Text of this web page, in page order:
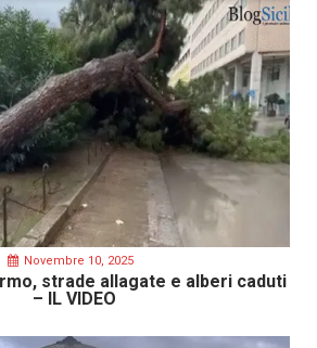
Novembre 10, 2025
strade allagate e alberi caduti
– IL VIDEO